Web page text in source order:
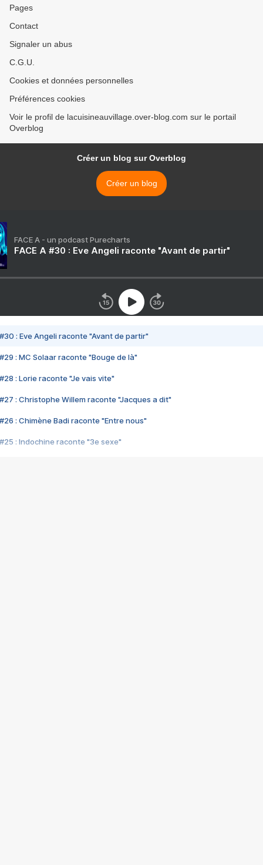
Pages
Contact
Signaler un abus
C.G.U.
Cookies et données personnelles
Préférences cookies
Voir le profil de lacuisineauvillage.over-blog.com sur le portail
Overblog
Créer un blog sur Overblog
Créer un blog
FACE A - un podcast Purecharts
FACE A #30 : Eve Angeli raconte "Avant de partir"
#30 : Eve Angeli raconte "Avant de partir"
#29 : MC Solaar raconte "Bouge de là"
#28 : Lorie raconte "Je vais vite"
#27 : Christophe Willem raconte "Jacques a dit"
#26 : Chimène Badi raconte "Entre nous"
#25 : Indochine raconte "3e sexe"